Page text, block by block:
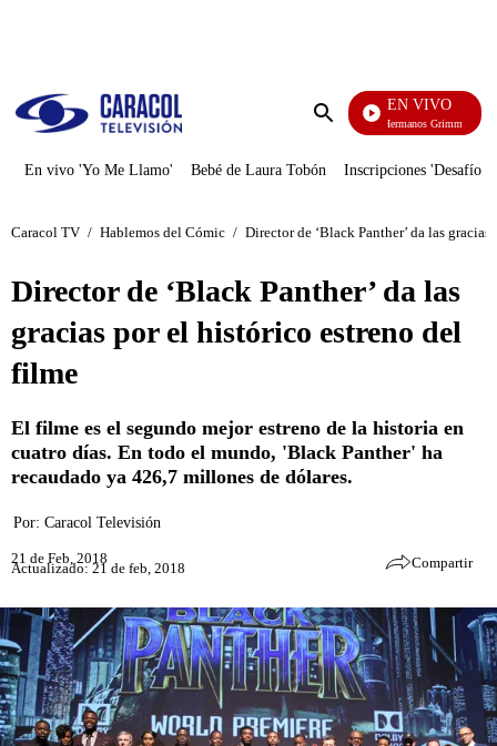
Enviar
EN VIVO
En vivo 'Yo Me Llamo' Bebé de Laura Tobón Inscripciones 'Desafío'
Caracol TV / Hablemos del Cómic / Director de ‘Black Panther’ da las
Director de ‘Black Panther’ da las
gracias por el histórico estreno del
filme
El filme es el segundo mejor estreno de la historia en
cuatro días. En todo el mundo, 'Black Panther' ha
recaudado ya 426,7 millones de dólares.
Por: Caracol Televisión
21 de Feb, 2018
Actualizado: 21 de feb, 2018 Compartir